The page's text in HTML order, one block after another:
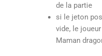
de la partie
si le jeton
vide, le
Maman